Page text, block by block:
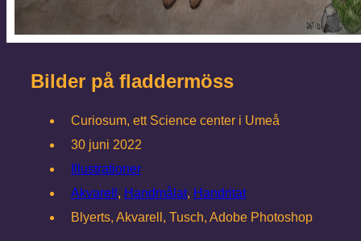
Bilder på fladdermöss
Curiosum, ett Science center i Umeå
30 juni 2022
Illustrationer
Akvarell , Handmålat, Handritat
Blyerts, Akvarell, Tusch, Adobe Photoshop